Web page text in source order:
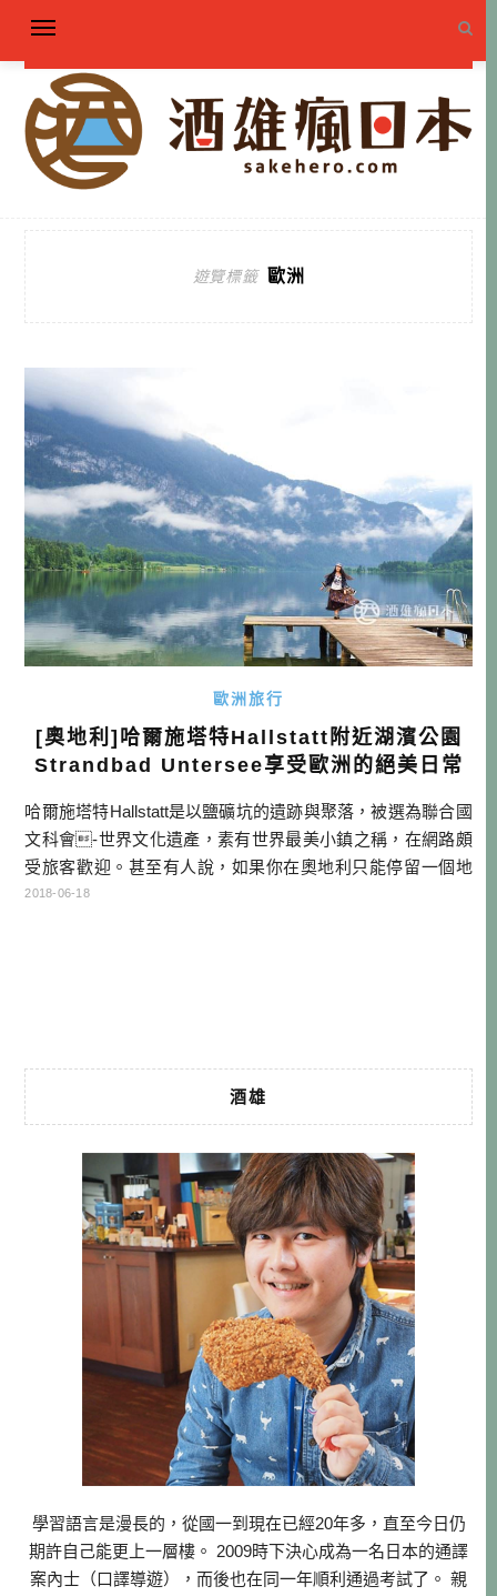
遊覽標籤 歐洲
歐洲旅行
[奧地利]哈爾施塔特Hallstatt附近湖濱公園
Strandbad Untersee享受歐洲的絕美日常
哈爾施塔特Hallstatt是以鹽礦坑的遺跡與聚落，被選為聯合國
文科會-世界文化遺產，素有世界最美小鎮之稱，在網路頗
受旅客歡迎。甚至有人說，如果你在奧地利只能停留一個地
方，那就選擇哈爾施塔特吧。 事實上哈爾施塔特確實是很美
2018-06-18
酒雄
學習語言是漫長的，從國一到現在已經20年多，直至今日仍
期許自己能更上一層樓。 2009時下決心成為一名日本的通譯
案內士（口譯導遊），而後也在同一年順利通過考試了。 親